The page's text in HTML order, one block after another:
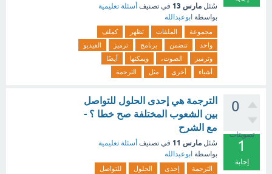
سُئل مارس 13 في تصنيف أسئلة تعليمية
بواسطة ابوعبدالله
مجموعة الملفات تظهر
كملف
واحد
تتضمن برنامج ترميز
الفيديو
وترميز
الصوت، ويمكنها
أيضًا
أشياء
أخرى مثل الترجمة
0
تصويتات
1
إجابة
الترجمة هي إحدى الحلول للتواصل
بين الشعوب المختلفة صح خطا ؟ -
مع الشرح
سُئل مارس 11 في تصنيف أسئلة تعليمية
بواسطة ابوعبدالله
الترجمة إحدى الحلول للتواصل